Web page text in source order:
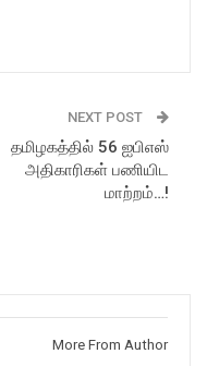
NEXT POST
தமிழகத்தில் 56 ஐபிஎஸ்
அதிகாரிகள் பணியிட
மாற்றம்…!
More From Author